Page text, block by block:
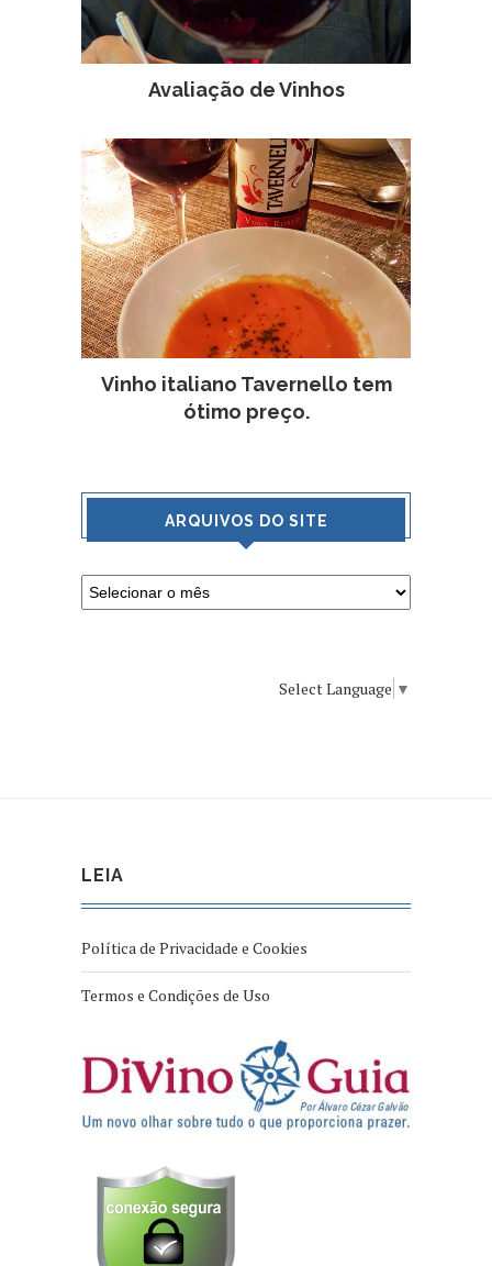
Avaliação de Vinhos
Vinho italiano Tavernello tem
ótimo preço.
ARQUIVOS DO SITE
Select Language ▼
LEIA
Política de Privacidade e Cookies
Termos e Condições de Uso